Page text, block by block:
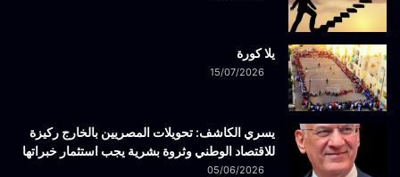
يلا كورة
15/07/2026
يسري الكاشف: تحويلات المصريين بالخارج ركيزة
للاقتصاد الوطني وثروة بشرية يجب استثمار خبراتها
05/06/2026